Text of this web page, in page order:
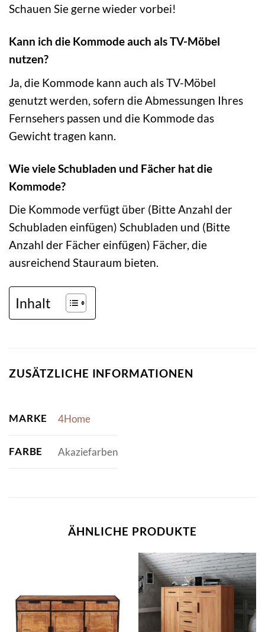
Schauen Sie gerne wieder vorbei!
Kann ich die Kommode auch als TV-Möbel
nutzen?
Ja, die Kommode kann auch als TV-Möbel
genutzt werden, sofern die Abmessungen Ihres
Fernsehers passen und die Kommode das
Gewicht tragen kann.
Wie viele Schubladen und Fächer hat die
Kommode?
Die Kommode verfügt über (Bitte Anzahl der
Schubladen einfügen) Schubladen und (Bitte
Anzahl der Fächer einfügen) Fächer, die
ausreichend Stauraum bieten.
Inhalt
ZUSÄTZLICHE INFORMATIONEN
MARKE 4Home
FARBE Akaziefarben
ÄHNLICHE PRODUKTE